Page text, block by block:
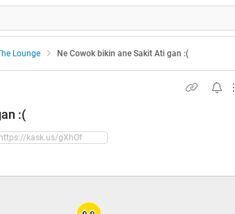
Lounge Ne Cowok bikin ane Sakit Ati gan :(
:(